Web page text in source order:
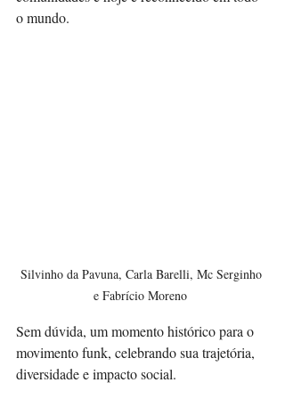
o mundo.
Silvinho da Pavuna, Carla Barelli, Mc Serginho
e Fabrício Moreno
Sem dúvida, um momento histórico para o
movimento funk, celebrando sua trajetória,
diversidade e impacto social.